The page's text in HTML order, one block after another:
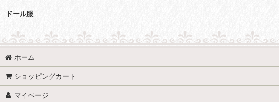
ドール服
ホーム
ショッピングカート
マイページ